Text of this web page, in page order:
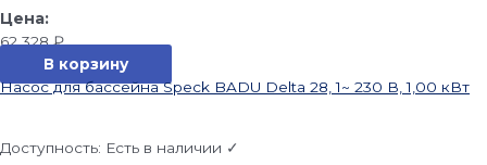
62 328₽
В корзину
Насос для бассейна Speck BADU Delta 28, 1~ 230 В, 1,00 кВт
Доступность: Есть в наличии ✓